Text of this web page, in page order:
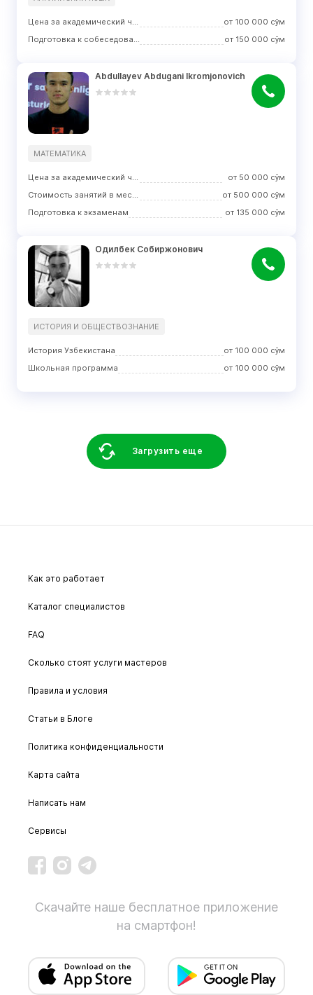
Цена за академический час занятий от 100 000 сўм
Подготовка к собеседованию
от 150 000 сўм
Abdullayev Abdugani Ikromjonovich
МАТЕМАТИКА
Цена за академический час занятий от 50 000 сўм
Стоимость занятий в месяц
от 500 000 сўм
Подготовка к экзаменам
от 135 000 сўм
Одилбек Собиржонович
ИСТОРИЯ И ОБЩЕСТВОЗНАНИЕ
История Узбекистана от 100 000 сўм
Школьная программа
от 100 000 сўм
Загрузить еще
Как это работает
Каталог специалистов
FAQ
Сколько стоят услуги мастеров
Правила и условия
Статьи в Блоге
Политика конфиденциальности
Карта сайта
Написать нам
Сервисы
Скачайте наше бесплатное приложение
на смартфон!